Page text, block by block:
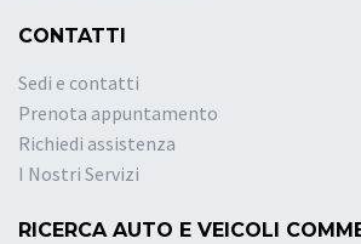
CONTATTI
Sedi e contatti
Prenota appuntamento
Richiedi assistenza
I Nostri Servizi
RICERCA AUTO E VEICOLI